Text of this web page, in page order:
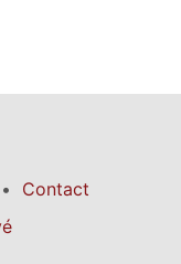
Contact